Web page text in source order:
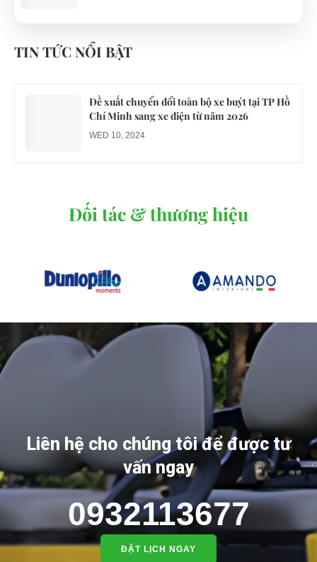
gổ khi đón du khách ở Quy Nhơn
TIN TỨC NỔI BẬT
Đề xuất chuyển đổi toàn bộ xe buýt tại TP Hồ
Chí Minh sang xe điện từ năm 2026
WED 10, 2024
Đối tác & thương hiệu
Liên hệ cho chúng tôi để được tư
vấn ngay
0932113677
ĐẶT LỊCH NGAY